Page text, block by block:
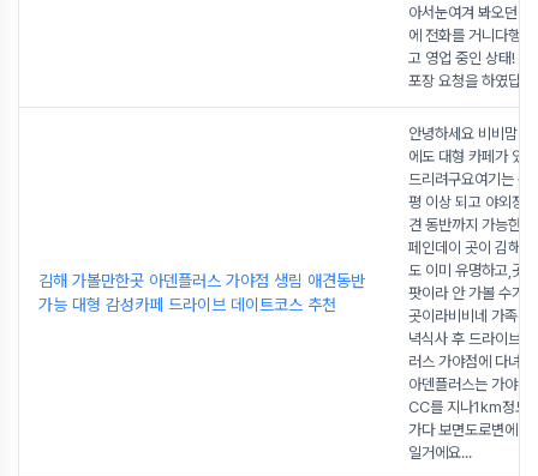
아서눈여겨 봐오던
에 전화를 거니다행
고 영업 중인 상태! 그
포장 요청을 하였답
김해 가볼만한곳 아덴플러스 가야점 생림 애견동반
가능 대형 감성카페 드라이브 데이트코스 추천
안녕하세요 비비맘
에도 대형 카페가 있
드리려구요여기는
평 이상 되고 야외정
견 동반까지 가능한
페인데이 곳이 김해
도 이미 유명하고,곳
팟이라 안 가볼 수가
곳이라비비네 가족은
녁식사 후 드라이브
러스 가야점에 다녀
아덴플러스는 가야랜
CC를 지나1km정도
가다 보면도로변에
일거에요...